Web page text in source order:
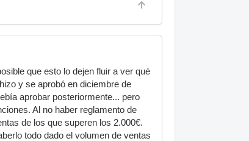
que esto lo dejen fluir a ver qué
y se aprobó en diciembre de
aprobar posteriormente... pero
Al no haber reglamento de
de los que superen los 2.000€.
todo dado el volumen de ventas